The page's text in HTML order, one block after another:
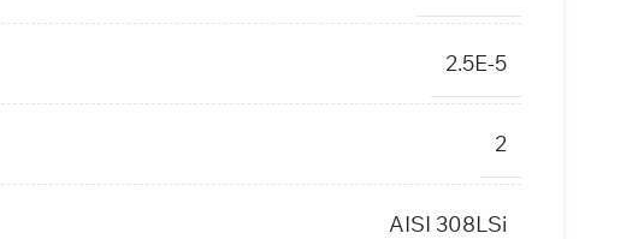
2.5E-5
2
AISI 308LSi